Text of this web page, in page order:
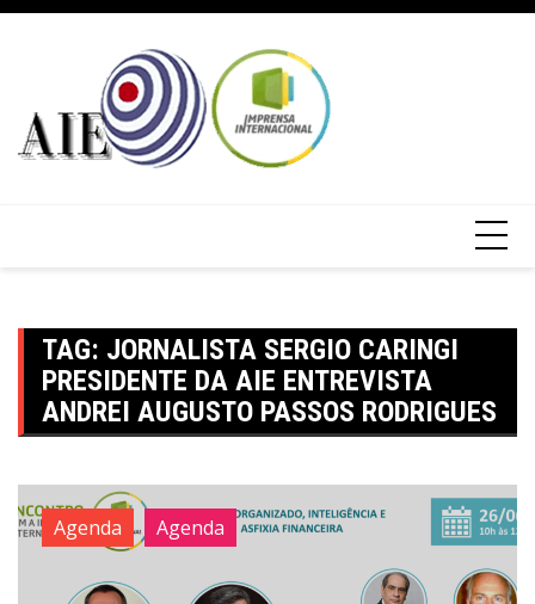
TAG: JORNALISTA SERGIO CARINGI
PRESIDENTE DA AIE ENTREVISTA
ANDREI AUGUSTO PASSOS RODRIGUES
Agenda Agenda